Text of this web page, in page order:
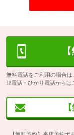
無料電話をご利用の場合は
IP電話・ひかり電話からは